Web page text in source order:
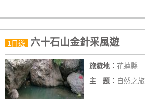
1日遊 六十石山金針采風遊
旅遊地： 花蓮縣
主 題： 自然之旅